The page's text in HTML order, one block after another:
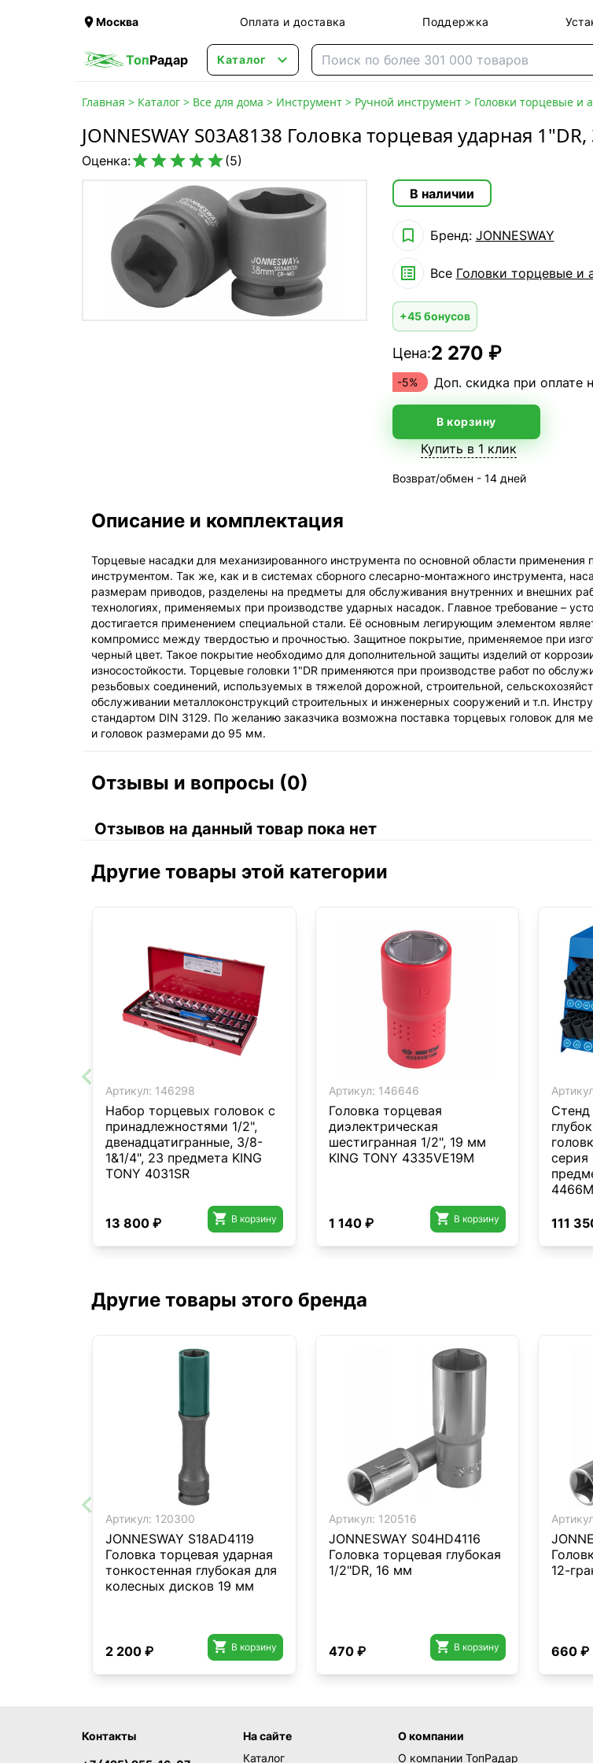
Москва Оплата и доставка Поддержка
ТопРадар Каталог 
Главная > Каталог > Все для дома > Инструмент > Ручной инструмент > Головки торцевые и
JONNESWAY S03A8138 Головка торцевая ударная
Оценка:(5)
В наличии
 Бренд: JONNESWAY
 Все Головки торцевые и
+45 бонусов
Цена:2 270 ₽
-5% Доп. скидка при оплате
В корзину
Купить в 1 клик
Возврат/обмен - 14 дней
Описание и комплектация
Торцевые насадки для механизированного инструмента по основной области
инструментом. Так же, как и в системах сборного слесарно-монтажного инструмента,
размерам приводов, разделены на предметы для обслуживания внутренних и внешних
технологиях, применяемых при производстве ударных насадок. Главное требование –
достигается применением специальной стали. Её основным легирующим элементом
компромисс между твердостью и прочностью. Защитное покрытие, применяемое при
черный цвет. Такое покрытие необходимо для дополнительной защиты изделий от
износостойкости. Торцевые головки 1"DR применяются при производстве работ по
резьбовых соединений, используемых в тяжелой дорожной, строительной,
обслуживании металлоконструкций строительных и инженерных сооружений и т.п.
стандартом DIN 3129. По желанию заказчика возможна поставка торцевых головок для
и головок размерами до 95 мм.
Отзывы и вопросы (0)
Отзывов на данный товар пока нет
Другие товары этой категории
Артикул: 146298
Набор торцевых головок с
принадлежностями 1/2",
двенадцатигранные, 3/8-
1&1/4", 23 предмета KING
TONY 4031SR
13 800 ₽  В корзину
Артикул: 146646
Головка торцевая
диэлектрическая
шестигранная 1/2", 19 мм
KING TONY 4335VE19M
1 140 ₽  В корзину
серия
111
Другие товары этого бренда
Артикул: 120300
JONNESWAY S18AD4119
Головка торцевая ударная
тонкостенная глубокая для
колесных дисков 19 мм
2 200 ₽  В корзину
Артикул: 120516
JONNESWAY S04HD4116
Головка торцевая глубокая
1/2"DR, 16 мм
470 ₽  В корзину
12-
660 ₽
Контакты
На сайте
Каталог
О компании
О компании ТопРадар